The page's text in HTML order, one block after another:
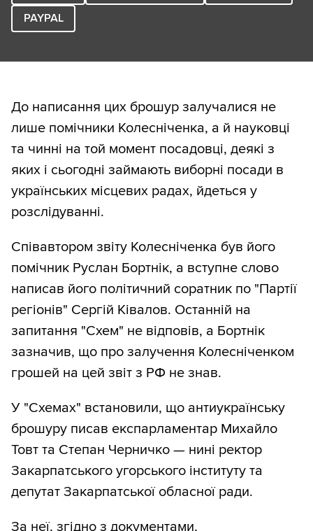
PAYPAL
До написання цих брошур залучалися не
лише помічники Колесніченка, а й науковці
та чинні на той момент посадовці, деякі з
яких і сьогодні займають виборні посади в
українських місцевих радах, йдеться у
розслідуванні.
Співавтором звіту Колесніченка був його
помічник Руслан Бортнік, а вступне слово
написав його політичний соратник по "Партії
регіонів" Сергій Ківалов. Останній на
запитання "Схем" не відповів, а Бортнік
зазначив, що про залучення Колесніченком
грошей на цей звіт з РФ не знав.
У "Схемах" встановили, що антиукраїнську
брошуру писав експарламентар Михайло
Товт та Степан Черничко — нині ректор
Закарпатського угорського інституту та
депутат Закарпатської обласної ради.
За неї, згідно з документами,